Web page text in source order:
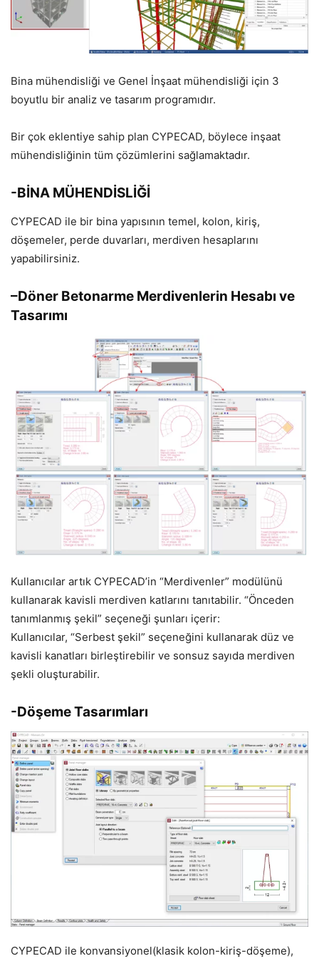
Bina mühendisliği ve Genel İnşaat mühendisliği için 3
boyutlu bir analiz ve tasarım programıdır.
Bir çok eklentiye sahip plan CYPECAD, böylece inşaat
mühendisliğinin tüm çözümlerini sağlamaktadır.
-BİNA MÜHENDİSLİĞİ
CYPECAD ile bir bina yapısının temel, kolon, kiriş,
döşemeler, perde duvarları, merdiven hesaplarını
yapabilirsiniz.
–Döner Betonarme Merdivenlerin Hesabı ve
Tasarımı
Kullanıcılar artık CYPECAD’in “Merdivenler” modülünü
kullanarak kavisli merdiven katlarını tanıtabilir. “Önceden
tanımlanmış şekil” seçeneği şunları içerir:
Kullanıcılar, “Serbest şekil” seçeneğini kullanarak düz ve
kavisli kanatları birleştirebilir ve sonsuz sayıda merdiven
şekli oluşturabilir.
-Döşeme Tasarımları
CYPECAD ile konvansiyonel(klasik kolon-kiriş-döşeme),